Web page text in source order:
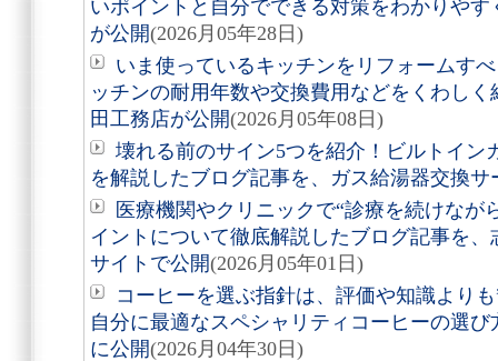
いポイントと自分でできる対策をわかりや
が公開(2026月05年28日)
いま使っているキッチンをリフォームす
ッチンの耐用年数や交換費用などをくわし
田工務店が公開(2026月05年08日)
壊れる前のサイン5つを紹介！ビルトイン
を解説したブログ記事を、ガス給湯器交換サ
医療機関やクリニックで“診療を続けなが
イントについて徹底解説したブログ記事を
サイトで公開(2026月05年01日)
コーヒーを選ぶ指針は、評価や知識より
自分に最適なスペシャリティコーヒーの選
に公開(2026月04年30日)